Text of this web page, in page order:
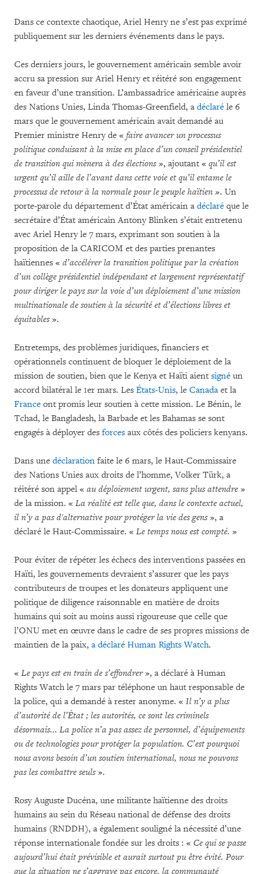
Dans ce contexte chaotique, Ariel Henry ne s’est pas exprimé
publiquement sur les derniers événements dans le pays.
Ces derniers jours, le gouvernement américain semble avoir
accru sa pression sur Ariel Henry et réitéré son engagement
en faveur d’une transition. L’ambassadrice américaine auprès
des Nations Unies, Linda Thomas-Greenfield, a déclaré le 6
mars que le gouvernement américain avait demandé au
Premier ministre Henry de « faire avancer un processus
politique conduisant à la mise en place d’un conseil présidentiel
de transition qui mènera à des élections», ajoutant « qu’il est
urgent qu’il aille de l’avant dans cette voie et qu’il entame le
processus de retour à la normale pour le peuple haïtien ». Un
porte-parole du département d’État américain a déclaré que le
secrétaire d’État américain Antony Blinken s’était entretenu
avec Ariel Henry le 7 mars, exprimant son soutien à la
proposition de la CARICOM et des parties prenantes
haïtiennes « d’accélérer la transition politique par la création
d’un collège présidentiel indépendant et largement représentatif
pour diriger le pays sur la voie d’un déploiement d’une mission
multinationale de soutien à la sécurité et d’élections libres et
équitables».
Entretemps, des problèmes juridiques, financiers et
opérationnels continuent de bloquer le déploiement de la
mission de soutien, bien que le Kenya et Haïti aient signé un
accord bilatéral le 1er mars. Les États-Unis, le Canada et la
France ont promis leur soutien à cette mission. Le Bénin, le
Tchad, le Bangladesh, la Barbade et les Bahamas se sont
engagés à déployer des forces aux côtés des policiers kenyans.
Dans une déclaration faite le 6 mars, le Haut-Commissaire
des Nations Unies aux droits de l’homme, Volker Türk, a
réitéré son appel « au déploiement urgent, sans plus attendre »
de la mission. « La réalité est telle que, dans le contexte actuel,
il n’y a pas d'alternative pour protéger la vie des gens», a
déclaré le Haut-Commissaire. « Le temps nous est compté. »
Pour éviter de répéter les échecs des interventions passées en
Haïti, les gouvernements devraient s’assurer que les pays
contributeurs de troupes et les donateurs appliquent une
politique de diligence raisonnable en matière de droits
humains qui soit au moins aussi rigoureuse que celle que
l’ONU met en œuvre dans le cadre de ses propres missions de
maintien de la paix, a déclaré Human Rights Watch.
« Le pays est en train de s’effondrer», a déclaré à Human
Rights Watch le 7 mars par téléphone un haut responsable de
la police, qui a demandé à rester anonyme. « Il n’y a plus
d’autorité de l’État ; les autorités, ce sont les criminels
désormais... La police n’a pas assez de personnel, d’équipements
ou de technologies pour protéger la population. C’est pourquoi
nous avons besoin d’un soutien international, nous ne pouvons
pas les combattre seuls».
Rosy Auguste Ducéna, une militante haïtienne des droits
humains au sein du Réseau national de défense des droits
humains (RNDDH), a également souligné la nécessité d’une
réponse internationale fondée sur les droits : « Ce qui se passe
aujourd’hui était prévisible et aurait surtout pu être évité. Pour
que la situation ne s’aggrave pas encore, la communauté